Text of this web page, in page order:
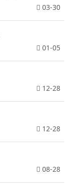
03-30
01-05
12-28
12-28
08-28